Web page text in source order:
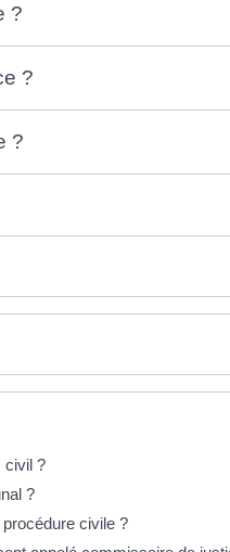
?
?
?
civil ?
?
civile ?